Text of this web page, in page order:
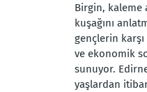
Birgin, kaleme
kuşağını
gençlerin karşı
ve ekonomik
sunuyor.
yaşlardan